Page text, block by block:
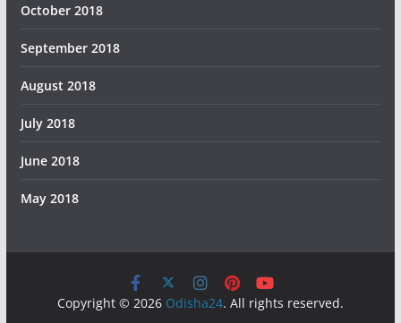
October 2018
September 2018
August 2018
July 2018
June 2018
May 2018
Copyright © 2026 Odisha24. All rights reserved.